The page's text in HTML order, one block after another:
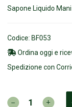
Sapone Liquido
Codice: BF053
Ordina oggi e
Spedizione con
BULLFROG